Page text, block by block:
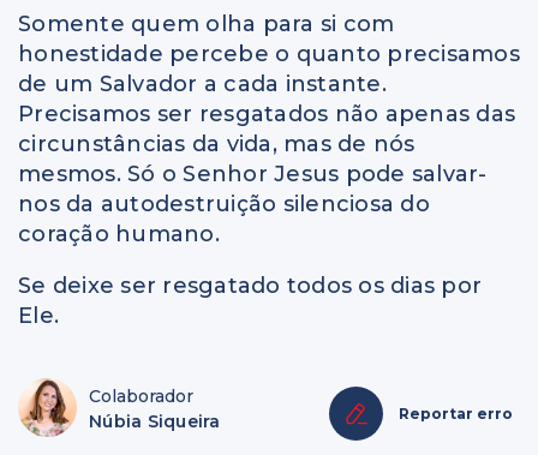
Somente quem olha para si com
honestidade percebe o quanto precisamos
de um Salvador a cada instante.
Precisamos ser resgatados não apenas das
circunstâncias da vida, mas de nós
mesmos. Só o Senhor Jesus pode salvar-
nos da autodestruição silenciosa do
coração humano.
Se deixe ser resgatado todos os dias por
Ele.
Colaborador
Núbia Siqueira
Reportar erro